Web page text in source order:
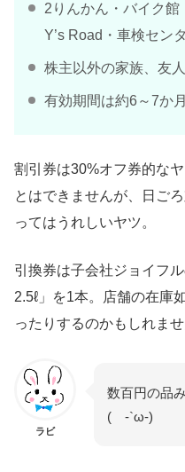
2りんかん・バイク館
Y’s Road・車検セン
株主以外の家族、友
有効期間は約6～7か
割引券は30%オフ券的な
とはできませんが、日ご
ってはうれしいヤツ。
引換券は子会社ジョイフ
2.5ℓ」を1本。店舗の在庫
ったりするのかもしれませ
ラビ
数百円の品
( -`ω-)